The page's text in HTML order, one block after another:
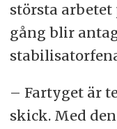
största
gång blir
– Fartyget är
skick. Med